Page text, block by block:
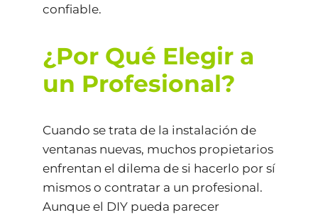
confiable.
¿Por Qué Elegir a
un Profesional?
Cuando se trata de la instalación de
ventanas nuevas, muchos propietarios
enfrentan el dilema de si hacerlo por sí
mismos o contratar a un profesional.
Aunque el DIY pueda parecer